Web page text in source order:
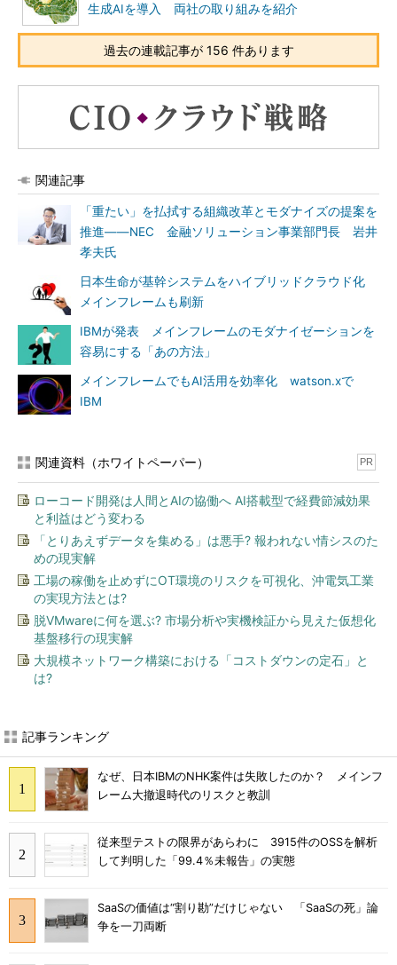
生成AIを導入 両社の取り組みを紹介
過去の連載記事が 156 件あります
関連記事
「重たい」を払拭する組織改革とモダナイズの提案を
推進――NEC 金融ソリューション事業部門長 岩井
孝夫氏
日本生命が基幹システムをハイブリッドクラウド化
メインフレームも刷新
IBMが発表 メインフレームのモダナイゼーションを
容易にする「あの方法」
メインフレームでもAI活用を効率化 watson.xで
IBM
関連資料（ホワイトペーパー） PR
ローコード開発は人間とAIの協働へ AI搭載型で経費節減効果
と利益はどう変わる
「とりあえずデータを集める」は悪手? 報われない情シスのた
めの現実解
工場の稼働を止めずにOT環境のリスクを可視化、沖電気工業
の実現方法とは?
脱VMwareに何を選ぶ? 市場分析や実機検証から見えた仮想化
基盤移行の現実解
大規模ネットワーク構築における「コストダウンの定石」と
は?
記事ランキング
なぜ、日本IBMのNHK案件は失敗したのか？ メインフ
レーム大撤退時代のリスクと教訓
従来型テストの限界があらわに 3915件のOSSを解析
して判明した「99.4％未報告」の実態
SaaSの価値は“割り勘”だけじゃない 「SaaSの死」論
争を一刀両断